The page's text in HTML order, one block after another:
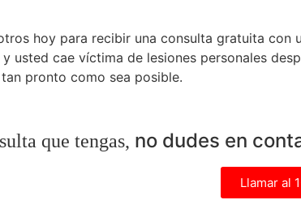
hoy para recibir una consulta gratuita
usted cae víctima de lesiones personales
pronto como sea posible.
que tengas, no dudes en
Llamar al